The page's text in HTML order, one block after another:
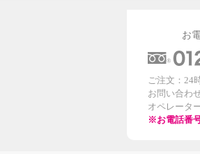
お
ご注文：24
お問い合わ
オペレータ
※お電話番